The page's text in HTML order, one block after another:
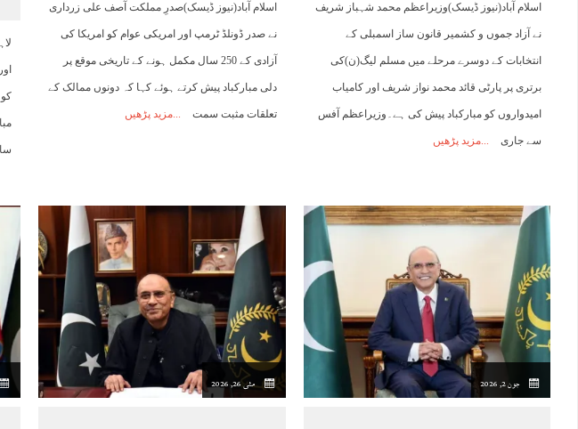
اسلام آباد(نیوز ڈیسک)وزیراعظم محمد شہباز شریف
نے آزاد جموں و کشمیر قانون ساز اسمبلی کے
انتخابات کے دوسرے مرحلے میں مسلم لیگ(ن)کی
برتری پر پارٹی قائد محمد نواز شریف اور کامیاب
امیدواروں کو مبارکباد پیش کی ہے۔وزیراعظم آفس
سے جاری مزید پڑھیں
اسلام آباد(نیوز ڈیسک)صدرِ مملکت آصف علی زرداری
نے صدر ڈونلڈ ٹرمپ اور امریکی عوام کو امریکا کی
آزادی کے 250 سال مکمل ہونے کے تاریخی موقع پر
دلی مبارکباد پیش کرتے ہوئے کہا کہ دونوں ممالک کے
تعلقات مثبت سمت مزید پڑھیں
کو
جون 2, 2026 مئی 26, 2026